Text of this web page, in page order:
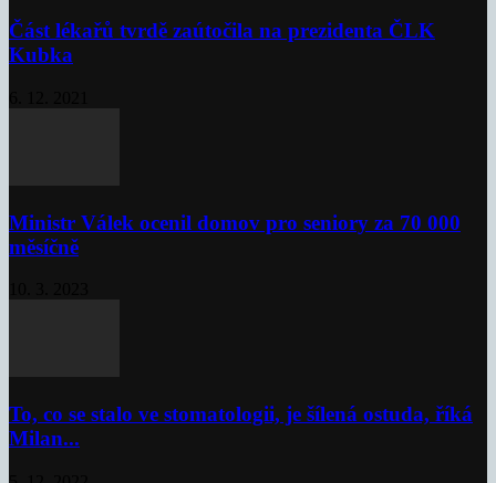
Část lékařů tvrdě zaútočila na prezidenta ČLK
Kubka
Ministr Válek ocenil domov pro seniory za 70 000
měsíčně
To, co se stalo ve stomatologii, je šílená ostuda, říká
Milan...